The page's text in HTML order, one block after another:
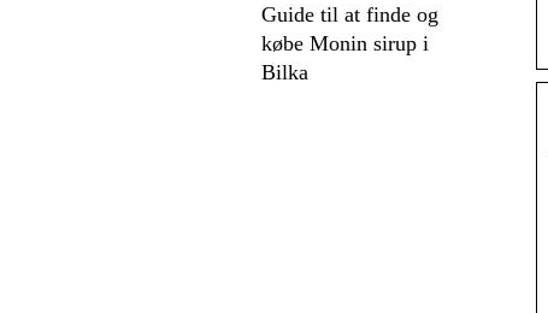
Guide til at finde og
købe Monin sirup i
Bilka